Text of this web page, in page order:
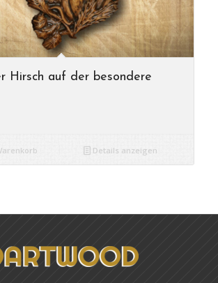
Hirsch auf der besondere
Details anzeigen